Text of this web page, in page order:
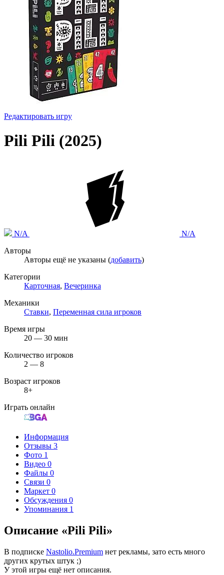
Редактировать игру
Pili Pili (2025)
N/A
N/A
Авторы
Авторы ещё не указаны (добавить)
Категории
Карточная, Вечеринка
Механики
Ставки, Переменная сила игроков
Время игры
20 — 30 мин
Количество игроков
2 — 8
Возраст игроков
8+
Играть онлайн
Информация
Отзывы 3
Фото 1
Видео 0
Файлы 0
Связи 0
Маркет 0
Обсуждения 0
Упоминания 1
Описание «Pili Pili»
В подписке Nastolio.Premium нет рекламы, зато есть много
других крутых штук ;)
У этой игры ещё нет описания.